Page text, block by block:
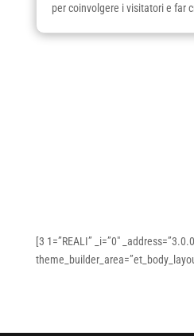
per coinvolgere i visitatori e far
[3 1=”REALI” _i=”0″